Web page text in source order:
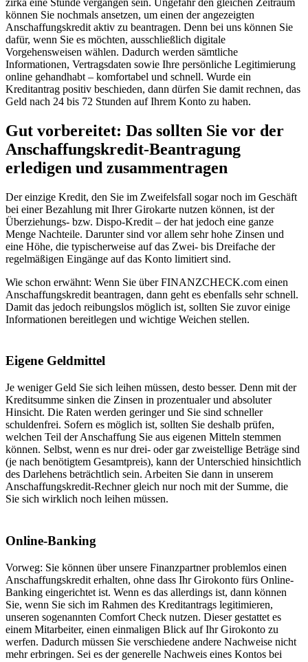
können Sie nochmals ansetzen, um einen der angezeigten
Anschaffungskredit aktiv zu beantragen. Denn bei uns können Sie
dafür, wenn Sie es möchten, ausschließlich digitale
Vorgehensweisen wählen. Dadurch werden sämtliche
Informationen, Vertragsdaten sowie Ihre persönliche Legitimierung
online gehandhabt – komfortabel und schnell. Wurde ein
Kreditantrag positiv beschieden, dann dürfen Sie damit rechnen, das
Geld nach 24 bis 72 Stunden auf Ihrem Konto zu haben.
Gut vorbereitet: Das sollten Sie vor der
Anschaffungskredit-Beantragung
erledigen und zusammentragen
Der einzige Kredit, den Sie im Zweifelsfall sogar noch im Geschäft
bei einer Bezahlung mit Ihrer Girokarte nutzen können, ist der
Überziehungs- bzw. Dispo-Kredit – der hat jedoch eine ganze
Menge Nachteile. Darunter sind vor allem sehr hohe Zinsen und
eine Höhe, die typischerweise auf das Zwei- bis Dreifache der
regelmäßigen Eingänge auf das Konto limitiert sind.
Wie schon erwähnt: Wenn Sie über FINANZCHECK.com einen
Anschaffungskredit beantragen, dann geht es ebenfalls sehr schnell.
Damit das jedoch reibungslos möglich ist, sollten Sie zuvor einige
Informationen bereitlegen und wichtige Weichen stellen.
Eigene Geldmittel
Je weniger Geld Sie sich leihen müssen, desto besser. Denn mit der
Kreditsumme sinken die Zinsen in prozentualer und absoluter
Hinsicht. Die Raten werden geringer und Sie sind schneller
schuldenfrei. Sofern es möglich ist, sollten Sie deshalb prüfen,
welchen Teil der Anschaffung Sie aus eigenen Mitteln stemmen
können. Selbst, wenn es nur drei- oder gar zweistellige Beträge sind
(je nach benötigtem Gesamtpreis), kann der Unterschied hinsichtlich
des Darlehens beträchtlich sein. Arbeiten Sie dann in unserem
Anschaffungskredit-Rechner gleich nur noch mit der Summe, die
Sie sich wirklich noch leihen müssen.
Online-Banking
Vorweg: Sie können über unsere Finanzpartner problemlos einen
Anschaffungskredit erhalten, ohne dass Ihr Girokonto fürs Online-
Banking eingerichtet ist. Wenn es das allerdings ist, dann können
Sie, wenn Sie sich im Rahmen des Kreditantrags legitimieren,
unseren sogenannten Comfort Check nutzen. Dieser gestattet es
einem Mitarbeiter, einen einmaligen Blick auf Ihr Girokonto zu
werfen. Dadurch müssen Sie verschiedene andere Nachweise nicht
mehr erbringen. Sei es der generelle Nachweis eines Kontos bei